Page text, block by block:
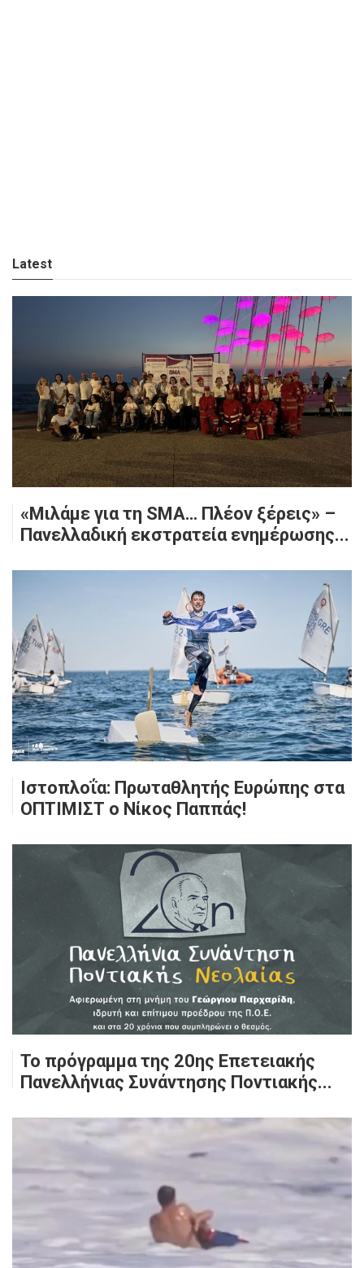
Latest
«Μιλάμε για τη SMA… Πλέον ξέρεις» –
Πανελλαδική εκστρατεία ενημέρωσης...
Ιστοπλοΐα: Πρωταθλητής Ευρώπης στα
ΟΠΤΙΜΙΣΤ ο Νίκος Παππάς!
Το πρόγραμμα της 20ης Επετειακής
Πανελλήνιας Συνάντησης Ποντιακής...